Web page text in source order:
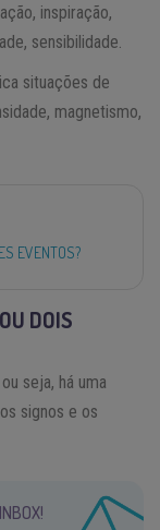
inspiração,
sensibilidade.
situações de
magnetismo,
EVENTOS?
DOIS
seja, há uma
signos e os